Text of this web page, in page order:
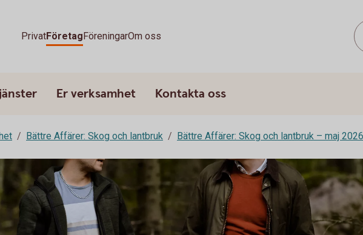
PrivatFöretagFöreningarOm oss
Er verksamhet Kontakta oss
Bättre Affärer: Skog och lantbruk Bättre Affärer: Skog och lantbruk – maj 2026